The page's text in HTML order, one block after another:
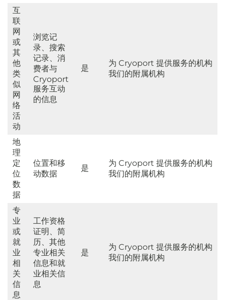
互
联
网
或
其
他
类
似
网
络
活
动
浏览记
录、搜索
记录、消
费者与
Cryoport
服务互动
的信息
是
为 Cryoport 提供服务的机构
我们的附属机构
地
理
定
位
数
据
位置和移
动数据
是
为 Cryoport 提供服务的机构
我们的附属机构
专
业
或
就
业
相
关
信
息
工作资格
证明、简
历、其他
专业相关
信息和就
业相关信
息
是
为 Cryoport 提供服务的机构
我们的附属机构